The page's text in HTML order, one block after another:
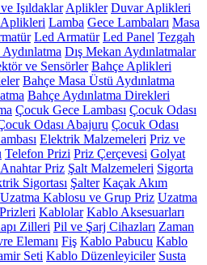
Işıldaklar Aplikler Duvar Aplikleri
Lamba Gece Lambaları Masa
Led Armatür Led Panel Tezgah
Dış Mekan Aydınlatmalar
ve Sensörler Bahçe Aplikleri
Bahçe Masa Üstü Aydınlatma
Bahçe Aydınlatma Direkleri
Çocuk Gece Lambası Çocuk Odası
Odası Abajuru Çocuk Odası
Elektrik Malzemeleri Priz ve
Telefon Prizi Priz Çerçevesi Golyat
Anahtar Priz Şalt Malzemeleri Sigorta
Sigortası Şalter Kaçak Akım
Uzatma Kablosu ve Grup Priz Uzatma
Kablolar Kablo Aksesuarları
Zilleri Pil ve Şarj Cihazları Zaman
Elemanı Fiş Kablo Pabucu Kablo
Seti Kablo Düzenleyiciler Susta